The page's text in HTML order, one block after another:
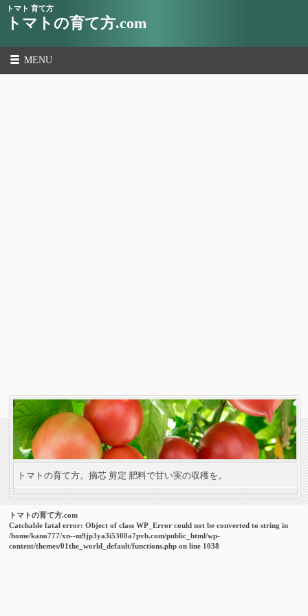
トマト 育て方
トマトの育て方.com
MENU
トマトの育て方。摘芯 剪定 肥料で甘い実の収穫を。
トマトの育て方.com
Catchable fatal error: Object of class WP_Error could not be converted to string in
/home/kano777/xn--m9jp3ya3i5308a7pvb.com/public_html/wp-
content/themes/01the_world_default/functions.php on line 1038